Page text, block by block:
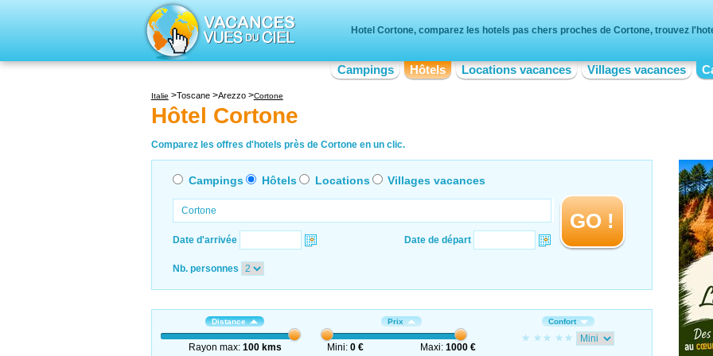
Hotel Cortone, comparez les hotels pas chers proches de Cortone, trouvez
Campings Hôtels Locations vacances Villages vacances
Italie Toscane Arezzo Cortone
Hôtel Cortone
Comparez les offres d'hotels près de Cortone en un clic.
Campings Hôtels Locations Villages vacances
Date d'arrivée Date de départ
GO !
Nb. personnes
Distance
Rayon max: 100 kms
Prix
Mini:0 € Maxi: 1000 €
Confort